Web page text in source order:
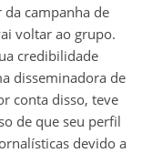
campanha de
voltar ao grupo.
credibilidade
disseminadora de
conta disso, teve
de que seu perfil
devido a